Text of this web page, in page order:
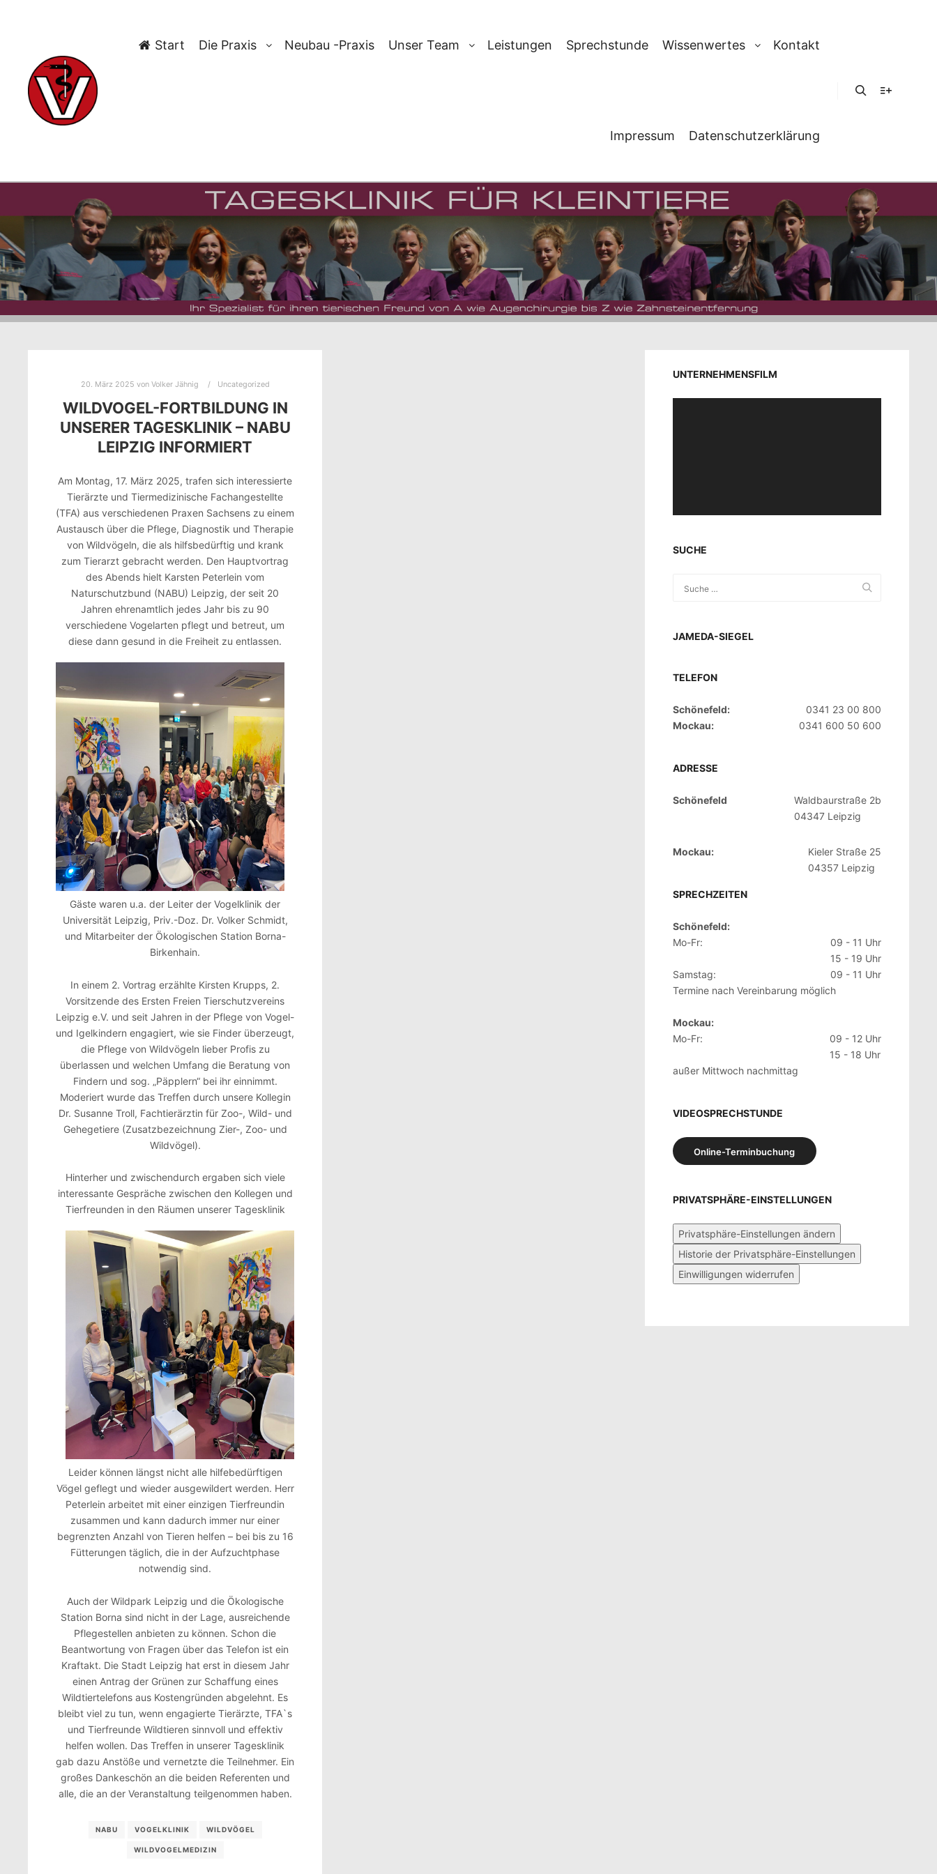
Start Die Praxis Neubau -Praxis Unser Team Leistungen Sprechstunde Wissenwertes Kontakt
Impressum Datenschutzerklärung
TAG-ARCHIV:WILDVÖGEL
20. März 2025 von Volker Jähnig Uncategorized
WILDVOGEL-FORTBILDUNG IN
UNSERER TAGESKLINIK – NABU
LEIPZIG INFORMIERT
Am Montag, 17. März 2025, trafen sich interessierte
Tierärzte und Tiermedizinische Fachangestellte
(TFA) aus verschiedenen Praxen Sachsens zu einem
Austausch über die Pflege, Diagnostik und Therapie
von Wildvögeln, die als hilfsbedürftig und krank
zum Tierarzt gebracht werden. Den Hauptvortrag
des Abends hielt Karsten Peterlein vom
Naturschutzbund (NABU) Leipzig, der seit 20
Jahren ehrenamtlich jedes Jahr bis zu 90
verschiedene Vogelarten pflegt und betreut, um
diese dann gesund in die Freiheit zu entlassen.
Gäste waren u.a. der Leiter der Vogelklinik der
Universität Leipzig, Priv.-Doz. Dr. Volker Schmidt,
und Mitarbeiter der Ökologischen Station Borna-
Birkenhain.
In einem 2. Vortrag erzählte Kirsten Krupps, 2.
Vorsitzende des Ersten Freien Tierschutzvereins
Leipzig e.V. und seit Jahren in der Pflege von Vogel-
und Igelkindern engagiert, wie sie Finder überzeugt,
die Pflege von Wildvögeln lieber Profis zu
überlassen und welchen Umfang die Beratung von
Findern und sog. „Päpplern“ bei ihr einnimmt.
Moderiert wurde das Treffen durch unsere Kollegin
Dr. Susanne Troll, Fachtierärztin für Zoo-, Wild- und
Gehegetiere (Zusatzbezeichnung Zier-, Zoo- und
Wildvögel).
Hinterher und zwischendurch ergaben sich viele
interessante Gespräche zwischen den Kollegen und
Tierfreunden in den Räumen unserer Tagesklinik
Leider können längst nicht alle hilfebedürftigen
Vögel geflegt und wieder ausgewildert werden. Herr
Peterlein arbeitet mit einer einzigen Tierfreundin
zusammen und kann dadurch immer nur einer
begrenzten Anzahl von Tieren helfen – bei bis zu 16
Fütterungen täglich, die in der Aufzuchtphase
notwendig sind.
Auch der Wildpark Leipzig und die Ökologische
Station Borna sind nicht in der Lage, ausreichende
Pflegestellen anbieten zu können. Schon die
Beantwortung von Fragen über das Telefon ist ein
Kraftakt. Die Stadt Leipzig hat erst in diesem Jahr
einen Antrag der Grünen zur Schaffung eines
Wildtiertelefons aus Kostengründen abgelehnt. Es
bleibt viel zu tun, wenn engagierte Tierärzte, TFA`s
und Tierfreunde Wildtieren sinnvoll und effektiv
helfen wollen. Das Treffen in unserer Tagesklinik
gab dazu Anstöße und vernetzte die Teilnehmer. Ein
großes Dankeschön an die beiden Referenten und
alle, die an der Veranstaltung teilgenommen haben.
NABU VOGELKLINIK WILDVÖGEL
WILDVOGELMEDIZIN
UNTERNEHMENSFILM
SUCHE
JAMEDA-SIEGEL
TELEFON
Schönefeld:
0341 23 00 800
Mockau:
0341 600 50 600
ADRESSE
Schönefeld
Waldbaurstraße 2b
04347 Leipzig
Mockau:
Kieler Straße 25
04357 Leipzig
SPRECHZEITEN
Schönefeld:
Mo-Fr:
09 - 11 Uhr
15 - 19 Uhr
Samstag:
09 - 11 Uhr
Termine nach Vereinbarung möglich
Mockau:
Mo-Fr:
09 - 12 Uhr
15 - 18 Uhr
außer Mittwoch nachmittag
VIDEOSPRECHSTUNDE
Online-Terminbuchung
PRIVATSPHÄRE-EINSTELLUNGEN
Privatsphäre-Einstellungen ändern
Historie der Privatsphäre-Einstellungen
Einwilligungen widerrufen